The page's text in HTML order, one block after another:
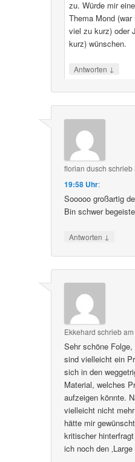
zu. Würde mir
Thema Mond
viel zu kurz) oder
kurz) wünschen.
Antworten ↓
florian dusch schrieb
19:58 Uhr:
Sooooo großartig
Bin schwer
Antworten ↓
Ekkehard schrieb
Sehr schöne
sind vielleicht ein
sich in den
Material, welches
aufzeigen könnte.
vielleicht nicht
hätte mir
kritischer
ich noch den